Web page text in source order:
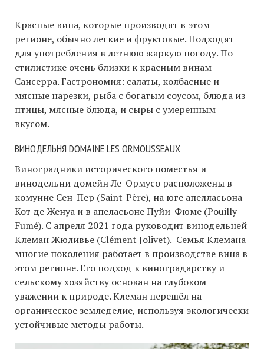
Красные вина, которые производят в этом
регионе, обычно легкие и фруктовые. Подходят
для употребления в летнюю жаркую погоду. По
стилистике очень близки к красным винам
Сансерра. Гастрономия: салаты, колбасные и
мясные нарезки, рыба с богатым соусом, блюда из
птицы, мясные блюда, и сыры с умеренным
вкусом.
ВИНОДЕЛЬНЯ DOMAINE LES ORMOUSSEAUX
Виноградники исторического поместья и
винодельни домейн Ле-Ормусо расположены в
комунне Сен-Пер (Saint-Père), на юге апелласьона
Кот де Женуа и в апеласьоне Пуйи-Фюме (Pouilly
Fumé). С апреля 2021 года руководит винодельней
Клеман Жюливье (Clément Jolivet). Семья Клемана
многие поколения работает в производстве вина в
этом регионе. Его подход к виноградарству и
сельскому хозяйству основан на глубоком
уважении к природе. Клеман перешёл на
органическое земледелие, используя экологически
устойчивые методы работы.